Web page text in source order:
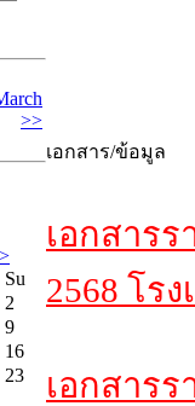
>>
Su
2
9
16
23
เอกสาร/ข้อมูล
เอกสาร
2568 โร
เอกสาร